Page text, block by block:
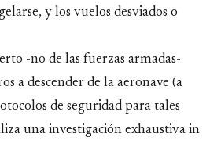
y los vuelos desviados o
-no de las fuerzas armadas-
a descender de la aeronave (a
de seguridad para tales
una investigación exhaustiva in